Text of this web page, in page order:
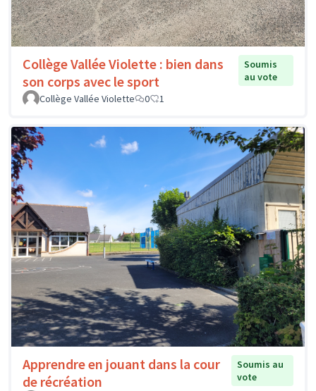
Collège Vallée Violette : bien dans
son corps avec le sport
Soumis
au vote
Collège Vallée Violette
0 1
Apprendre en jouant dans la cour
de récréation
Soumis au
vote